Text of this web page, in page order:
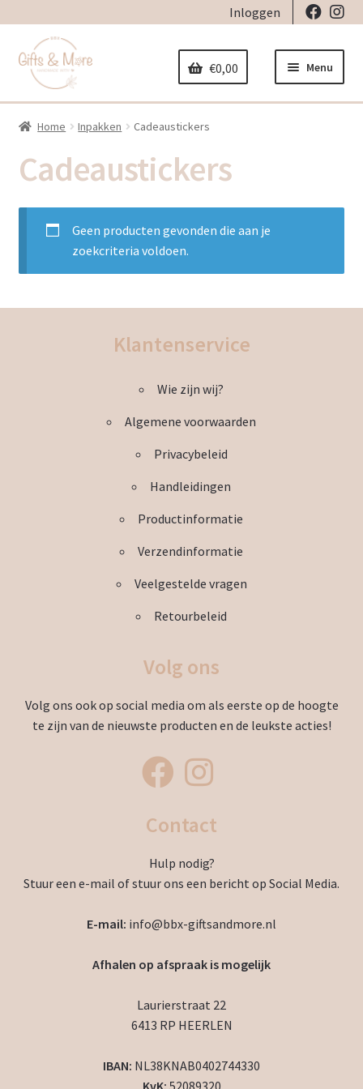
Inloggen
door
naar
navigatie
naar
inhoud
Menu
Decoratie
Strijkapplicaties
Tassen
€0,00
Home Inpakken Cadeaustickers
Cadeaustickers
Geen producten gevonden die aan je
zoekcriteria voldoen.
Klantenservice
Wie zijn wij?
Algemene voorwaarden
Privacybeleid
Handleidingen
Productinformatie
Verzendinformatie
Veelgestelde vragen
Retourbeleid
Volg ons
Volg ons ook op social media om als eerste op de hoogte
te zijn van de nieuwste producten en de leukste acties!
Contact
Hulp nodig?
Stuur een e-mail of stuur ons een bericht op Social Media.
E-mail: info@bbx-giftsandmore.nl
Afhalen op afspraak is mogelijk
Laurierstraat 22
6413 RP HEERLEN
IBAN: NL38KNAB0402744330
KvK: 52089320